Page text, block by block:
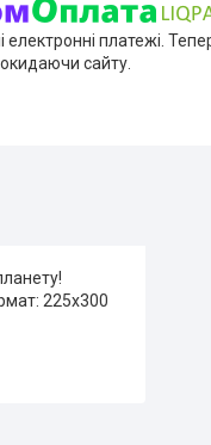
електронні платежі.
сайту.
225х300